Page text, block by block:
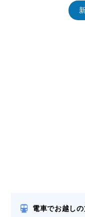
電車でお越し